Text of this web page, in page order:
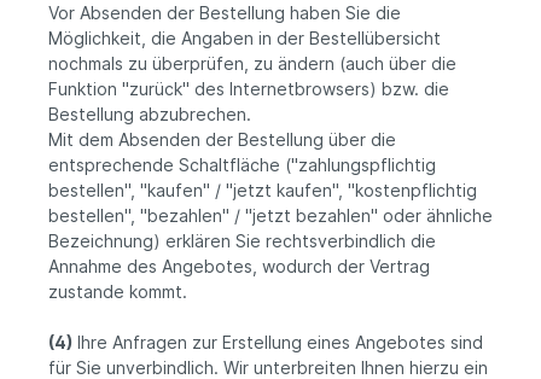
Vor Absenden der Bestellung haben Sie die
Möglichkeit, die Angaben in der Bestellübersicht
nochmals zu überprüfen, zu ändern (auch über die
Funktion "zurück" des Internetbrowsers) bzw. die
Bestellung abzubrechen.
Mit dem Absenden der Bestellung über die
entsprechende Schaltfläche ("zahlungspflichtig
bestellen", "kaufen" / "jetzt kaufen", "kostenpflichtig
bestellen", "bezahlen" / "jetzt bezahlen" oder ähnliche
Bezeichnung) erklären Sie rechtsverbindlich die
Annahme des Angebotes, wodurch der Vertrag
zustande kommt.
(4) Ihre Anfragen zur Erstellung eines Angebotes sind
für Sie unverbindlich. Wir unterbreiten Ihnen hierzu ein